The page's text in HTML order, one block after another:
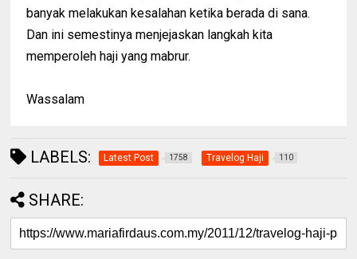
banyak melakukan kesalahan ketika berada di sana.
Dan ini semestinya menjejaskan langkah kita
memperoleh haji yang mabrur.
Wassalam
LABELS: Latest Post 1758 Travelog Haji 110
SHARE: